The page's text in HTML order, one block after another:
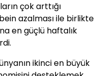
çok arttığı
azalması ile birlikte
en güçlü haftalık
ikinci en büyük